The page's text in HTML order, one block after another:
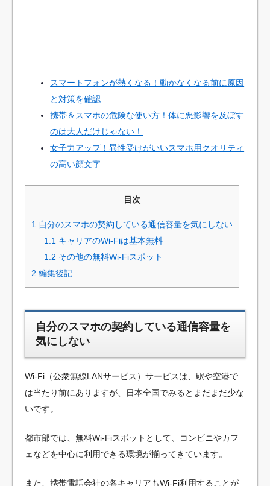
スマートフォンが熱くなる！動かなくなる前に原因
と対策を確認
携帯＆スマホの危険な使い方！体に悪影響を及ぼす
のは大人だけじゃない！
女子力アップ！異性受けがいいスマホ用クオリティ
の高い顔文字
目次
1 自分のスマホの契約している通信容量を気にしない
1.1 キャリアのWi-Fiは基本無料
1.2 その他の無料Wi-Fiスポット
2 編集後記
自分のスマホの契約している通信容量を
気にしない
Wi-Fi（公衆無線LANサービス）サービスは、駅や空港で
は当たり前にありますが、日本全国でみるとまだまだ少な
いです。
都市部では、無料Wi-Fiスポットとして、コンビニやカフ
ェなどを中心に利用できる環境が揃ってきています。
また、携帯電話会社の各キャリアもWi-Fi利用することが